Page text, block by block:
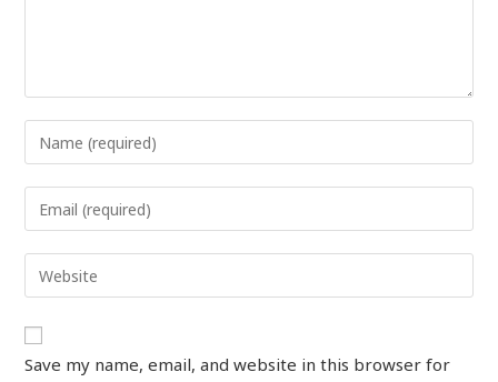
Save my name, email, and website in this browser for